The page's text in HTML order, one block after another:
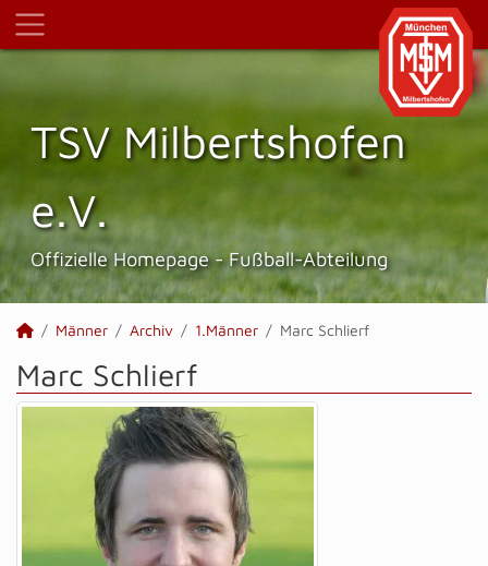
TSV Milbertshofen
e.V.
Offizielle Homepage - Fußball-Abteilung
Männer Archiv 1.Männer Marc Schlierf
Marc Schlierf